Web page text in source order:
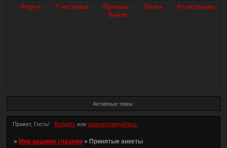
Форум Участники Правила Поиск
Регистрация
Войти
Активные темы
Привет, Гость! Войдитеили зарегистрируйтесь.
» Мир нашими глазами » Принятые анкеты